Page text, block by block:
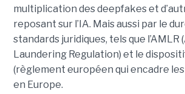
multiplication des deepfakes et
reposant sur l’IA. Mais aussi par le
standards juridiques, tels que
Laundering Regulation) et le
(règlement européen qui encadre
en Europe.